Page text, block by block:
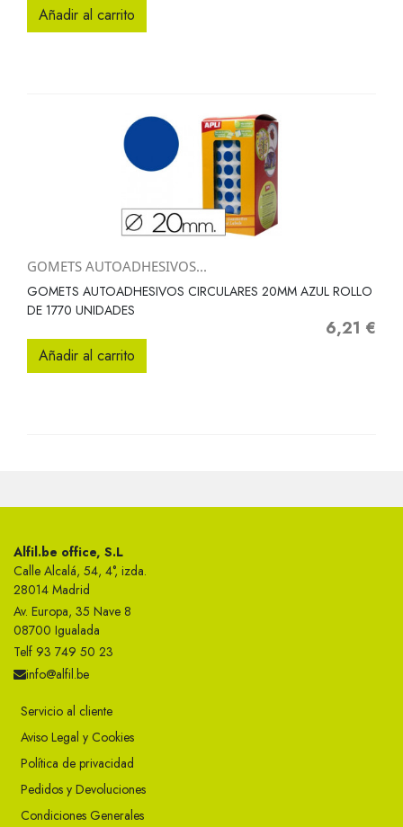
Añadir al carrito
GOMETS AUTOADHESIVOS...
GOMETS AUTOADHESIVOS CIRCULARES 20MM AZUL ROLLO
DE 1770 UNIDADES
Precio
6,21 €
Añadir al carrito
Alfil.be office, S.L
Calle Alcalá, 54, 4°, izda.
28014 Madrid
Av. Europa, 35 Nave 8
08700 Igualada
Telf 93 749 50 23
info@alfil.be
Servicio al cliente
Aviso Legal y Cookies
Política de privacidad
Pedidos y Devoluciones
Condiciones Generales